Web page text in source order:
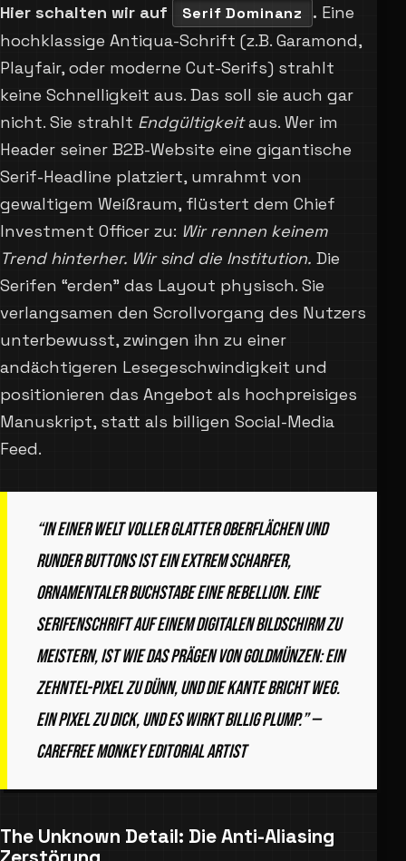
Hier schalten wir auf Serif Dominanz . Eine
hochklassige Antiqua-Schrift (z.B. Garamond,
Playfair, oder moderne Cut-Serifs) strahlt
keine Schnelligkeit aus. Das soll sie auch gar
nicht. Sie strahlt Endgültigkeitaus. Wer im
Header seiner B2B-Website eine gigantische
Serif-Headline platziert, umrahmt von
gewaltigem Weißraum, flüstert dem Chief
Investment Officer zu: Wir rennen keinem
Trend hinterher. Wir sind die Institution. Die
Serifen “erden” das Layout physisch. Sie
verlangsamen den Scrollvorgang des Nutzers
unterbewusst, zwingen ihn zu einer
andächtigeren Lesegeschwindigkeit und
positionieren das Angebot als hochpreisiges
Manuskript, statt als billigen Social-Media
Feed.
“In einer Welt voller glatter Oberflächen und
runder Buttons ist ein extrem scharfer,
ornamentaler Buchstabe eine Rebellion. Eine
Serifenschrift auf einem digitalen Bildschirm zu
meistern, ist wie das Prägen von Goldmünzen: Ein
Zehntel-Pixel zu dünn, und die Kante bricht weg.
Ein Pixel zu dick, und es wirkt billig plump.” —
Carefree Monkey Editorial Artist
The Unknown Detail: Die Anti-Aliasing